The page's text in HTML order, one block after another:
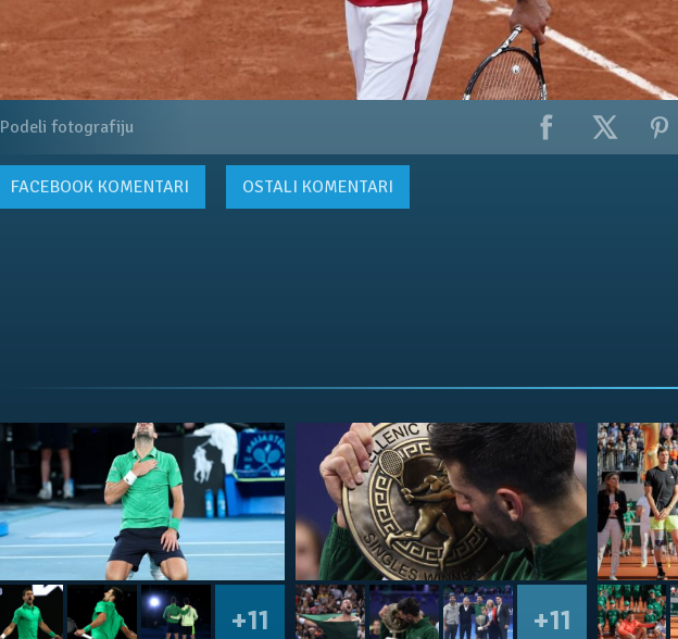
Podeli fotografiju
FACEBOOKKOMENTARI OSTALI KOMENTARI
+11 +11